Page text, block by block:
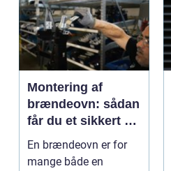
Montering af
brændeovn: sådan
får du et sikkert og
smukt resultat
En brændeovn er for
mange både en